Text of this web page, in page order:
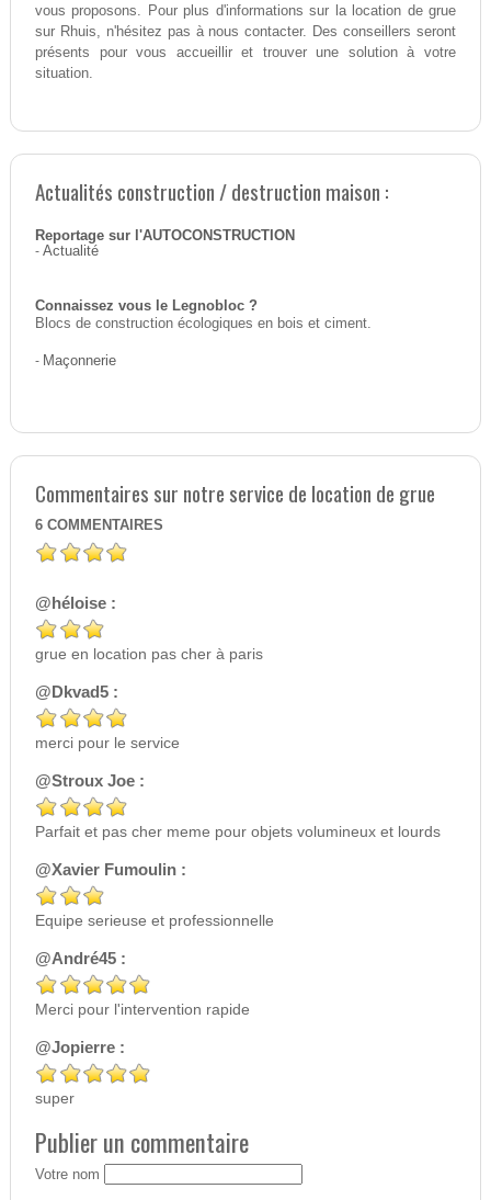
vous proposons. Pour plus d'informations sur la location de grue
sur Rhuis, n'hésitez pas à nous contacter. Des conseillers seront
présents pour vous accueillir et trouver une solution à votre
situation.
Actualités construction / destruction maison :
Reportage sur l'AUTOCONSTRUCTION
- Actualité
Connaissez vous le Legnobloc ?
Blocs de construction écologiques en bois et ciment.
- Maçonnerie
Commentaires sur notre service de location de grue
6 COMMENTAIRES
@héloise :
grue en location pas cher à paris
@Dkvad5 :
merci pour le service
@Stroux Joe :
Parfait et pas cher meme pour objets volumineux et lourds
@Xavier Fumoulin :
Equipe serieuse et professionnelle
@André45 :
Merci pour l'intervention rapide
@Jopierre :
super
Publier un commentaire
Votre nom